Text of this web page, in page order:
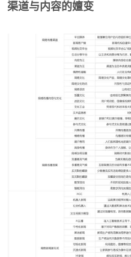
渠道与内容的嬗变